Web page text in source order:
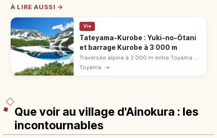
À LIRE AUSSI →
Vie
Tateyama-Kurobe : Yuki-no-Ōtani
et barrage Kurobe à 3 000 m
Traversée alpine à 3 000 m entre Toyama et
Nagano, 6 transports. Yuki-no-Ōtani jusqu'à
20 m selon l'année, barrage Kurobe, étang
Toyama →
Que voir au village d'Ainokura : les
incontournables